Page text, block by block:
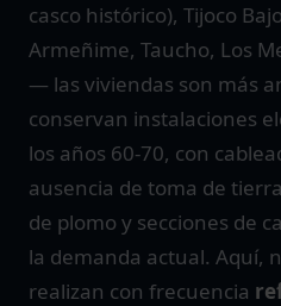
casco histórico), Tijoco
Armeñime, Taucho, Los
— las viviendas son más
conservan instalaciones
los años 60-70, con
ausencia de toma de
de plomo y secciones de
la demanda actual. Aquí,
realizan con frecuencia